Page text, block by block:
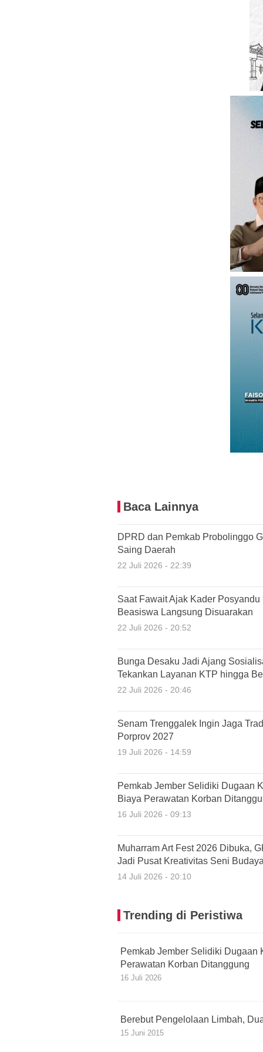
Baca Lainnya
DPRD dan Pemkab Probolinggo
Saing Daerah
22 Juli 2026 - 22:39
Saat Fawait Ajak Kader
Beasiswa Langsung Disuarakan
22 Juli 2026 - 20:52
Bunga Desaku Jadi Ajang
Tekankan Layanan KTP hingga
22 Juli 2026 - 20:46
Senam Trenggalek Ingin Jaga
Porprov 2027
19 Juli 2026 - 14:59
Pemkab Jember Selidiki Dugaan
Biaya Perawatan Korban
16 Juli 2026 - 09:13
Muharram Art Fest 2026 Dibuka,
Jadi Pusat Kreativitas Seni Budaya
14 Juli 2026 - 20:10
Trending di Peristiwa
Pemkab Jember Selidiki Dugaan
Perawatan Korban Ditanggung
16 Juli 2026
Berebut Pengelolaan Limbah,
15 Juni 2015